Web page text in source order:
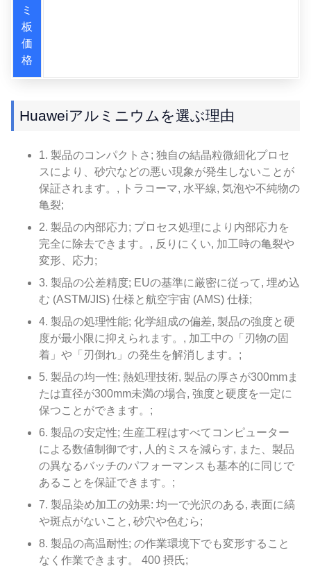
ミ
板
価
格
Huaweiアルミニウムを選ぶ理由
1. 製品のコンパクトさ; 独自の結晶粒微細化プロセ
スにより、砂穴などの悪い現象が発生しないことが
保証されます。, トラコーマ, 水平線, 気泡や不純物の
亀裂;
2. 製品の内部応力; プロセス処理により内部応力を
完全に除去できます。, 反りにくい, 加工時の亀裂や
変形、応力;
3. 製品の公差精度; EUの基準に厳密に従って, 埋め込
む (ASTM/JIS) 仕様と航空宇宙 (AMS) 仕様;
4. 製品の処理性能; 化学組成の偏差, 製品の強度と硬
度が最小限に抑えられます。, 加工中の「刃物の固
着」や「刃倒れ」の発生を解消します。;
5. 製品の均一性; 熱処理技術, 製品の厚さが300mmま
たは直径が300mm未満の場合, 強度と硬度を一定に
保つことができます。;
6. 製品の安定性; 生産工程はすべてコンピューター
による数値制御です, 人的ミスを減らす, また、製品
の異なるバッチのパフォーマンスも基本的に同じで
あることを保証できます。;
7. 製品染め加工の効果: 均一で光沢のある, 表面に縞
や斑点がないこと, 砂穴や色むら;
8. 製品の高温耐性; の作業環境下でも変形すること
なく作業できます。 400 摂氏;